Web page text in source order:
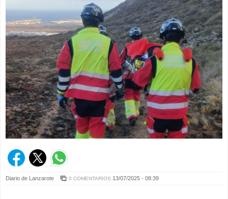
Diario de Lanzarote 0 COMENTARIOS 13/07/2025 - 08:39